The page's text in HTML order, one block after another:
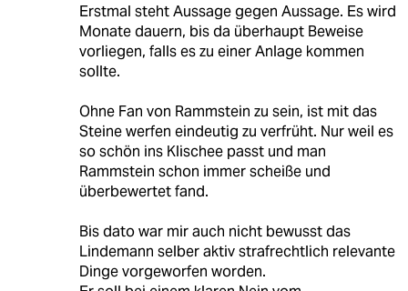
Erstmal steht Aussage gegen Aussage. Es wird
Monate dauern, bis da überhaupt Beweise
vorliegen, falls es zu einer Anlage kommen
sollte.
Ohne Fan von Rammstein zu sein, ist mit das
Steine werfen eindeutig zu verfrüht. Nur weil es
so schön ins Klischee passt und man
Rammstein schon immer scheiße und
überbewertet fand.
Bis dato war mir auch nicht bewusst das
Lindemann selber aktiv strafrechtlich relevante
Dinge vorgeworfen worden.